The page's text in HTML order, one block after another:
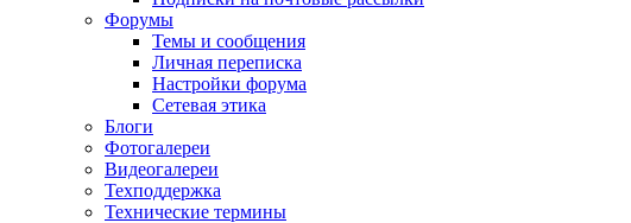
Форумы
Темы и сообщения
Личная переписка
Настройки форума
Сетевая этика
Блоги
Фотогалереи
Видеогалереи
Техподдержка
Технические термины